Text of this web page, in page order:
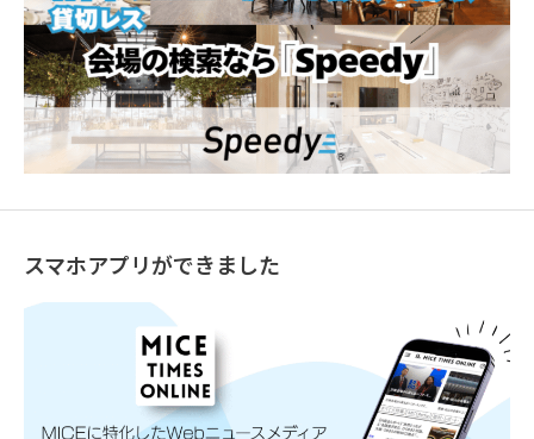
スマホアプリができました